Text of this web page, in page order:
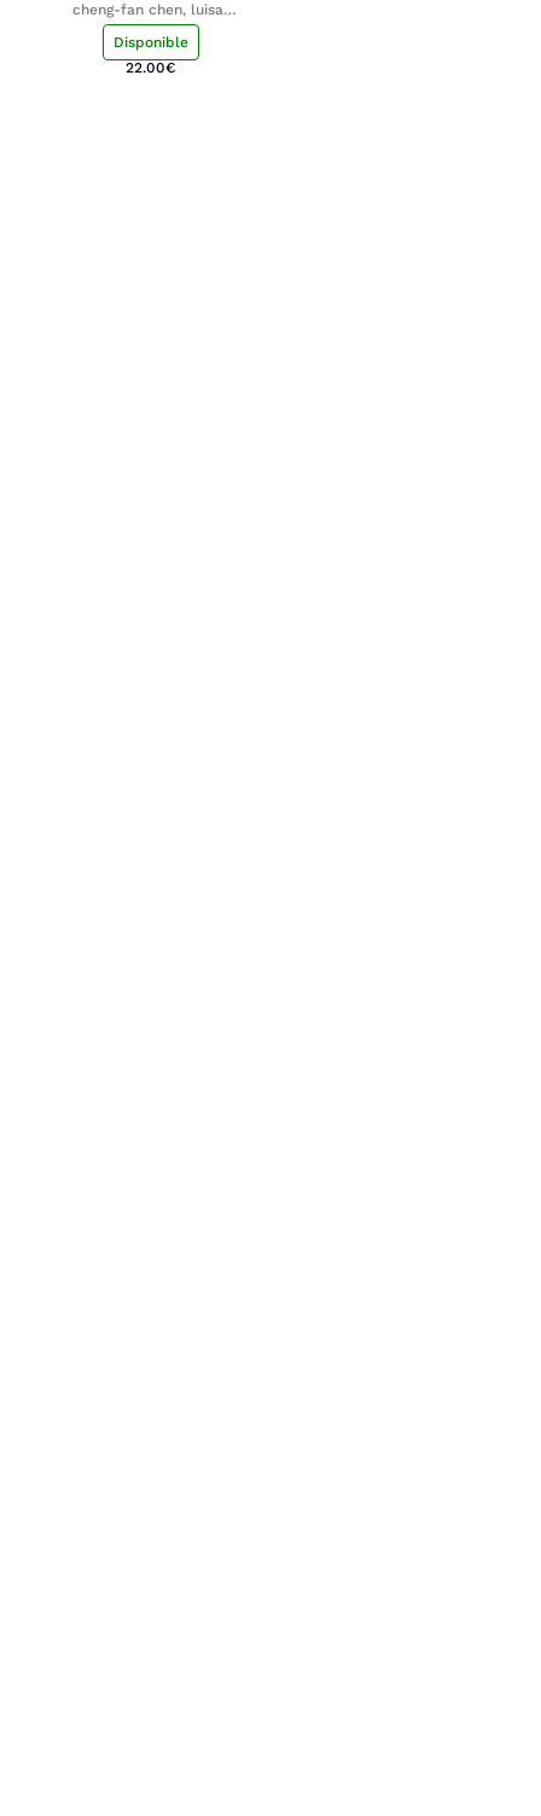
cheng-fan chen, luisa;
shu-ying chang, luisa
Disponible
22.00€